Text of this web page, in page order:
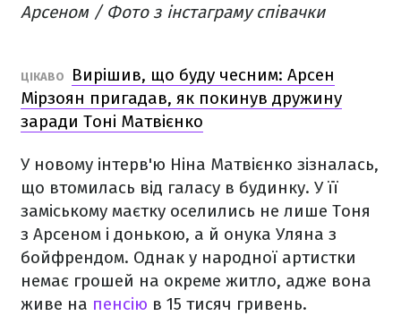
Арсеном / Фото з інстаграму співачки
ЦІКАВО
Вирішив, що буду чесним: Арсен
Мірзоян пригадав, як покинув дружину
заради Тоні Матвієнко
У новому інтерв'ю Ніна Матвієнко зізналась,
що втомилась від галасу в будинку. У її
заміському маєтку оселились не лише Тоня
з Арсеном і донькою, а й онука Уляна з
бойфрендом. Однак у народної артистки
немає грошей на окреме житло, адже вона
живе на пенсію в 15 тисяч гривень.